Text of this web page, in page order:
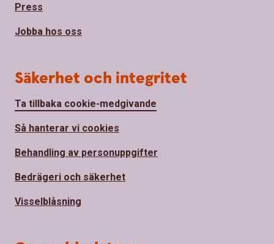
Press
Jobba hos oss
Säkerhet och integritet
Ta tillbaka cookie-medgivande
Så hanterar vi cookies
Behandling av personuppgifter
Bedrägeri och säkerhet
Visselblåsning